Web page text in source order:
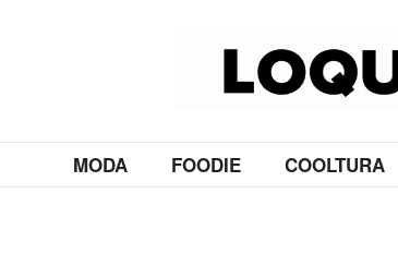
MODA FOODIE COOLTURA